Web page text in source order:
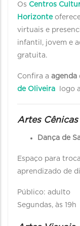
Os Centros
Horizonte
virtuais e
infantil, jovem e
gratuita.
Confira a agenda
de Oliveira
logo
Artes Cênicas
Dança de
Espaço para
aprendizado de
Público: adulto
Segundas, às 19h